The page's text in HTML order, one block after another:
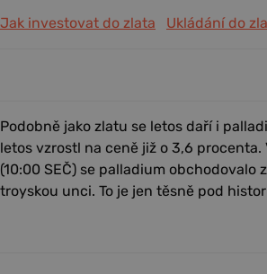
Jak investovat do zlata Ukládání do
Podobně jako zlatu se letos daří i
letos vzrostl na ceně již o 3,6 procenta.
(10:00 SEČ) se palladium obchodovalo
troyskou unci. To je jen těsně pod